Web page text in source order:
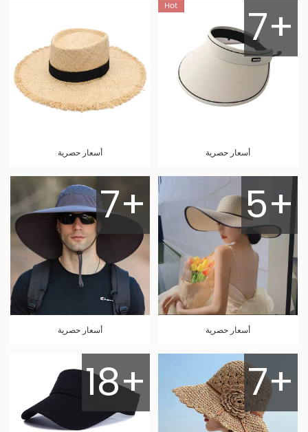
7+
أسعار حصرية أسعار حصرية
5+
أسعار حصرية
7+
أسعار حصرية
7+
18+